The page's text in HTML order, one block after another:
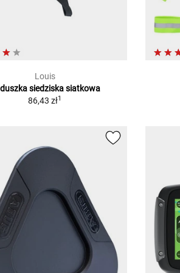
Louis
siedziska siatkowa
86,43 zł1